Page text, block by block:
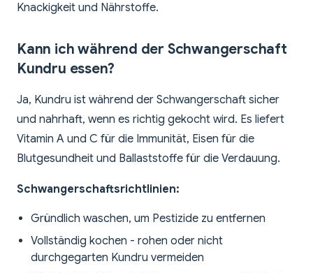
Knackigkeit und Nährstoffe.
Kann ich während der Schwangerschaft
Kundru essen?
Ja, Kundru ist während der Schwangerschaft sicher
und nahrhaft, wenn es richtig gekocht wird. Es liefert
Vitamin A und C für die Immunität, Eisen für die
Blutgesundheit und Ballaststoffe für die Verdauung.
Schwangerschaftsrichtlinien:
Gründlich waschen, um Pestizide zu entfernen
Vollständig kochen - rohen oder nicht
durchgegarten Kundru vermeiden